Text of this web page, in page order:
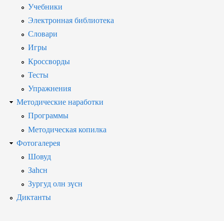
Учебники
Электронная библиотека
Словари
Игры
Кроссворды
Тесты
Упражнения
Методические наработки
Программы
Методическая копилка
Фотогалерея
Шовуд
Заһсн
Зургуд олн зүсн
Диктанты